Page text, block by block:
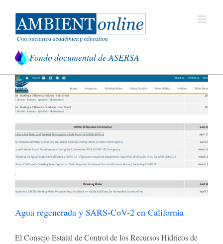
contenido
Fondo documental de ASERSA
Agua regenerada y SARS-CoV-2 en California
El Consejo Estatal de Control de los Recursos Hídricos de